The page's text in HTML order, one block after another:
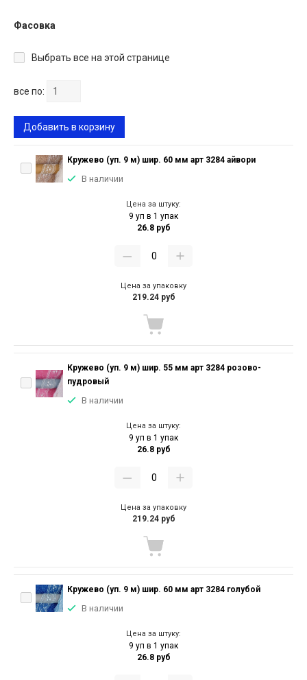
Фасовка
Выбрать все на этой странице
все по:
Добавить в корзину
Кружево (уп. 9 м) шир. 60 мм арт 3284 айвори
В наличии
Цена за штуку:
9 уп в 1 упак
26.8 руб
Цена за упаковку
219.24 руб
Кружево (уп. 9 м) шир. 55 мм арт 3284 розово-
пудровый
В наличии
Цена за штуку:
9 уп в 1 упак
26.8 руб
Цена за упаковку
219.24 руб
Кружево (уп. 9 м) шир. 60 мм арт 3284 голубой
В наличии
Цена за штуку:
9 уп в 1 упак
26.8 руб